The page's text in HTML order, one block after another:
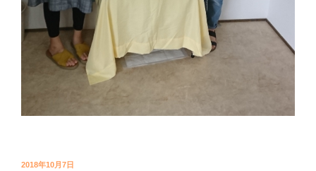
投
2018年10月7日